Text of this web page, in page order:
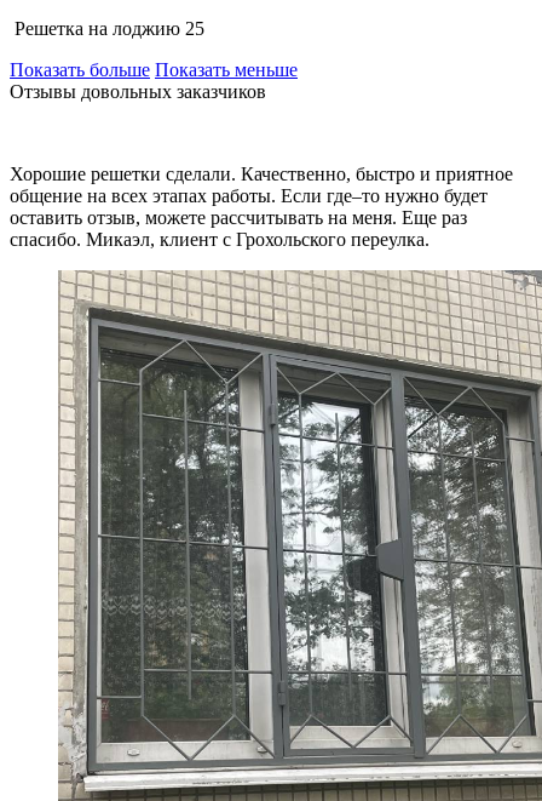
Решетка на лоджию 25
Показать больше Показать меньше
Отзывы довольных заказчиков
Хорошие решетки сделали. Качественно, быстро и приятное
общение на всех этапах работы. Если где–то нужно будет
оставить отзыв, можете рассчитывать на меня. Еще раз
спасибо. Микаэл, клиент с Грохольского переулка.